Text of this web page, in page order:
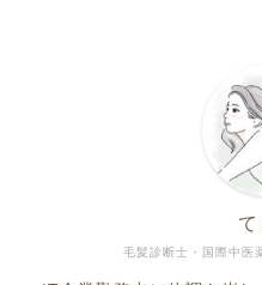
毛髪診断士・国際中医
て